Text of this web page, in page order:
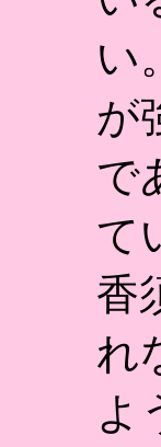
い
が
で
て
香
れ
よ